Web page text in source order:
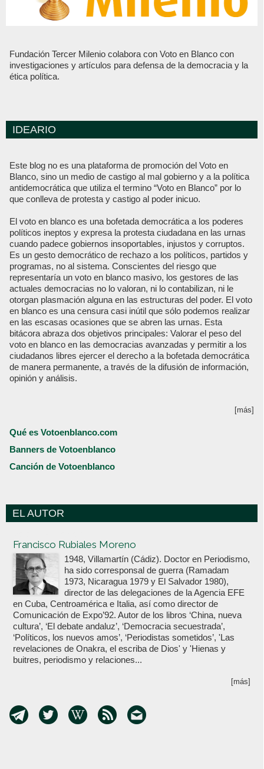
Fundación Tercer Milenio colabora con Voto en Blanco con
investigaciones y artículos para defensa de la democracia y la
ética política.
IDEARIO
Este blog no es una plataforma de promoción del Voto en
Blanco, sino un medio de castigo al mal gobierno y a la política
antidemocrática que utiliza el termino “Voto en Blanco” por lo
que conlleva de protesta y castigo al poder inicuo.
El voto en blanco es una bofetada democrática a los poderes
políticos ineptos y expresa la protesta ciudadana en las urnas
cuando padece gobiernos insoportables, injustos y corruptos.
Es un gesto democrático de rechazo a los políticos, partidos y
programas, no al sistema. Conscientes del riesgo que
representaría un voto en blanco masivo, los gestores de las
actuales democracias no lo valoran, ni lo contabilizan, ni le
otorgan plasmación alguna en las estructuras del poder. El voto
en blanco es una censura casi inútil que sólo podemos realizar
en las escasas ocasiones que se abren las urnas. Esta
bitácora abraza dos objetivos principales: Valorar el peso del
voto en blanco en las democracias avanzadas y permitir a los
ciudadanos libres ejercer el derecho a la bofetada democrática
de manera permanente, a través de la difusión de información,
opinión y análisis.
[más]
Qué es Votoenblanco.com
Banners de Votoenblanco
Canción de Votoenblanco
EL AUTOR
Francisco Rubiales Moreno
1948, Villamartín (Cádiz). Doctor en Periodismo,
ha sido corresponsal de guerra (Ramadam
1973, Nicaragua 1979 y El Salvador 1980),
director de las delegaciones de la Agencia EFE
en Cuba, Centroamérica e Italia, así como director de
Comunicación de Expo’92. Autor de los libros ‘China, nueva
cultura’, ‘El debate andaluz’, ‘Democracia secuestrada’,
‘Políticos, los nuevos amos’, ‘Periodistas sometidos’, 'Las
revelaciones de Onakra, el escriba de Dios' y 'Hienas y
buitres, periodismo y relaciones...
[más]